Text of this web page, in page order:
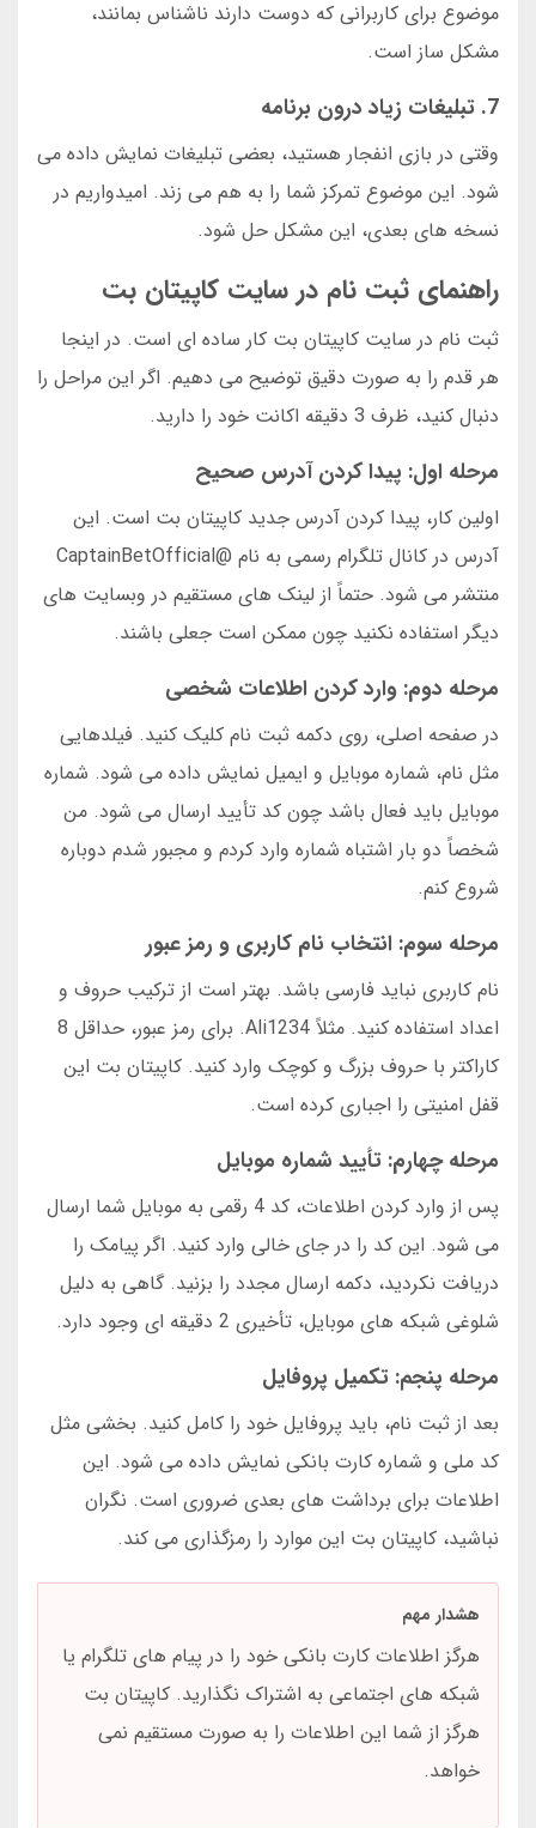
موضوع برای کاربرانی که دوست دارند ناشناس بمانند،
مشکل ساز است.
7. تبلیغات زیاد درون برنامه
وقتی در بازی انفجار هستید، بعضی تبلیغات نمایش داده می
شود. این موضوع تمرکز شما را به هم می زند. امیدواریم در
نسخه های بعدی، این مشکل حل شود.
راهنمای ثبت نام در سایت کاپیتان بت
ثبت نام در سایت کاپیتان بت کار ساده ای است. در اینجا
هر قدم را به صورت دقیق توضیح می دهیم. اگر این مراحل را
دنبال کنید، ظرف 3 دقیقه اکانت خود را دارید.
مرحله اول: پیدا کردن آدرس صحیح
اولین کار، پیدا کردن آدرس جدید کاپیتان بت است. این
آدرس در کانال تلگرام رسمی به نام @CaptainBetOfficial
منتشر می شود. حتماً از لینک های مستقیم در وبسایت های
دیگر استفاده نکنید چون ممکن است جعلی باشند.
مرحله دوم: وارد کردن اطلاعات شخصی
در صفحه اصلی، روی دکمه ثبت نام کلیک کنید. فیلدهایی
مثل نام، شماره موبایل و ایمیل نمایش داده می شود. شماره
موبایل باید فعال باشد چون کد تأیید ارسال می شود. من
شخصاً دو بار اشتباه شماره وارد کردم و مجبور شدم دوباره
شروع کنم.
مرحله سوم: انتخاب نام کاربری و رمز عبور
نام کاربری نباید فارسی باشد. بهتر است از ترکیب حروف و
اعداد استفاده کنید. مثلاً Ali1234. برای رمز عبور، حداقل 8
کاراکتر با حروف بزرگ و کوچک وارد کنید. کاپیتان بت این
قفل امنیتی را اجباری کرده است.
مرحله چهارم: تأیید شماره موبایل
پس از وارد کردن اطلاعات، کد 4 رقمی به موبایل شما ارسال
می شود. این کد را در جای خالی وارد کنید. اگر پیامک را
دریافت نکردید، دکمه ارسال مجدد را بزنید. گاهی به دلیل
شلوغی شبکه های موبایل، تأخیری 2 دقیقه ای وجود دارد.
مرحله پنجم: تکمیل پروفایل
بعد از ثبت نام، باید پروفایل خود را کامل کنید. بخشی مثل
کد ملی و شماره کارت بانکی نمایش داده می شود. این
اطلاعات برای برداشت های بعدی ضروری است. نگران
نباشید، کاپیتان بت این موارد را رمزگذاری می کند.
هشدار مهم
هرگز اطلاعات کارت بانکی خود را در پیام های تلگرام یا
شبکه های اجتماعی به اشتراک نگذارید. کاپیتان بت
هرگز از شما این اطلاعات را به صورت مستقیم نمی
خواهد.